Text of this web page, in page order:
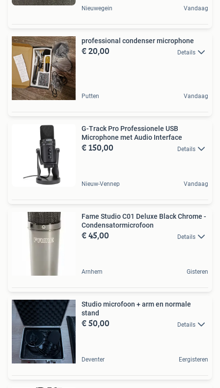
Nieuwegein Vandaag
professional condenser microphone
€ 20,00 Details
Putten Vandaag
G-Track Pro Professionele USB
Microphone met Audio Interface
€ 150,00 Details
Nieuw-Vennep Vandaag
Fame Studio C01 Deluxe Black Chrome -
Condensatormicrofoon
€ 45,00 Details
Arnhem Gisteren
Studio microfoon + arm en normale
stand
€ 50,00 Details
Deventer Eergisteren